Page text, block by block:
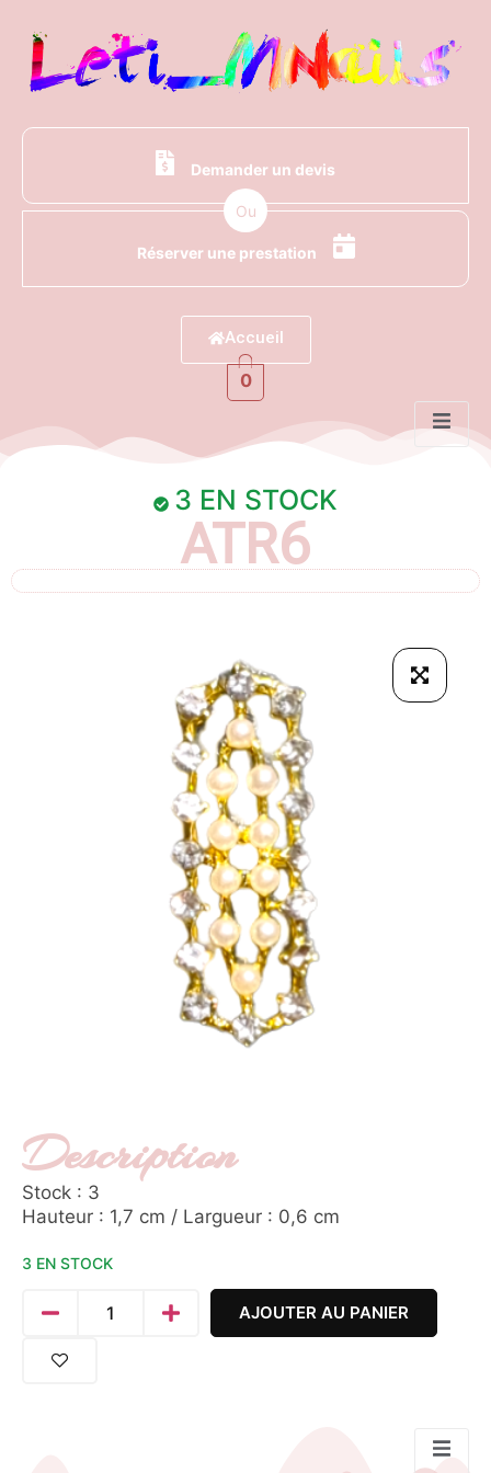
Demander un devis
Ou
Réserver une prestation
Accueil
0
3 EN STOCK
ATR6
Description
Stock : 3
Hauteur : 1,7 cm / Largueur : 0,6 cm
3 EN STOCK
AJOUTER AU PANIER